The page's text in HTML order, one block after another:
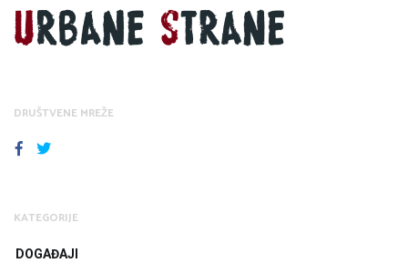
DRUŠTVENE MREŽE
FACEBOOK
TWITTER
KATEGORIJE
DOGAĐAJI